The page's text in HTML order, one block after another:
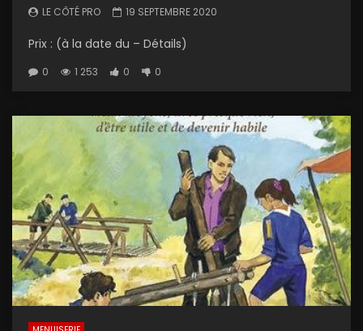
LE CÔTÉ PRO 19 SEPTEMBRE 2020
Prix : (à la date du – Détails)
0 1 253 0 0